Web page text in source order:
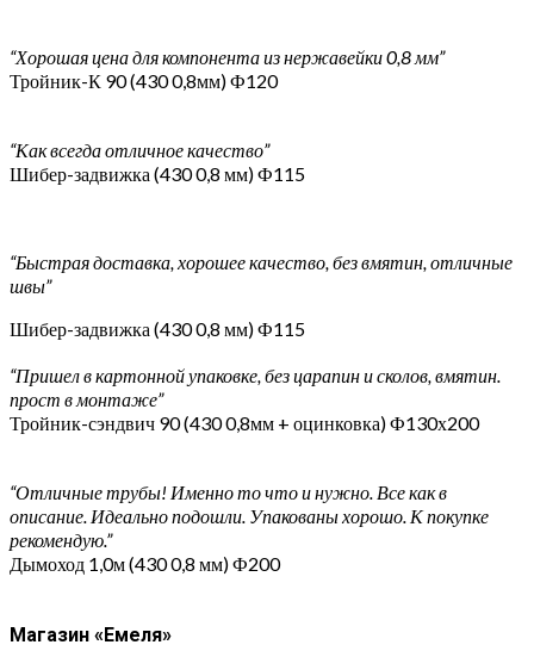
“Хорошая цена для компонента из нержавейки 0,8 мм”
Тройник-К 90 (430 0,8мм) Ф120
“Как всегда отличное качество”
Шибер-задвижка (430 0,8 мм) Ф115
“Быстрая доставка, хорошее качество, без вмятин, отличные
швы”
Шибер-задвижка (430 0,8 мм) Ф115
“Пришел в картонной упаковке, без царапин и сколов, вмятин.
прост в монтаже”
Тройник-сэндвич 90 (430 0,8мм + оцинковка) Ф130х200
“Отличные трубы! Именно то что и нужно. Все как в
описание. Идеально подошли. Упакованы хорошо. К покупке
рекомендую.”
Дымоход 1,0м (430 0,8 мм) Ф200
Магазин «Емеля»